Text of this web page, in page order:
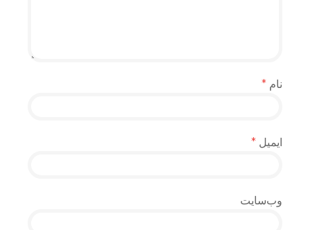
نام *
ایمیل *
وب‌سایت